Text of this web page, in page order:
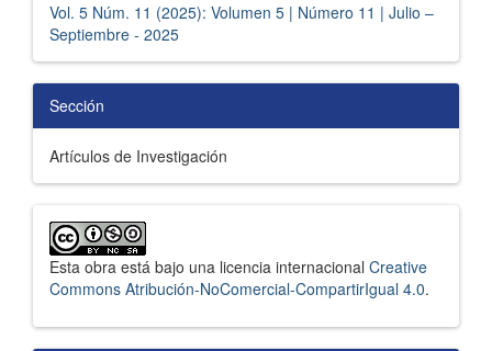
Vol. 5 Núm. 11 (2025): Volumen 5 | Número 11 | Julio –
Septiembre - 2025
Sección
Artículos de Investigación
Esta obra está bajo una licencia internacional Creative
Commons Atribución-NoComercial-CompartirIgual 4.0.